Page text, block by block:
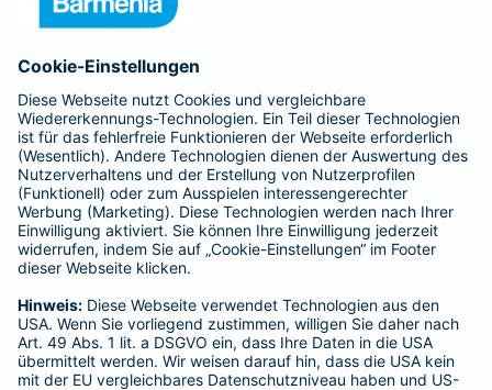
Um Ihnen die Auswahl der Anbieter zu erleichtern, haben wir vorab
Anbieter verglichen, getestet und Vorteile für Sie vereinbart. Sowohl
bei FirstVet als auch bei Pfotendoctor profitieren Sie von einer
Direktabrechnung. Die Kosten werden also direkt zwischen dem
Anbieter und uns abgerechnet.
Für mehr Infos zu den Anbietern klicken Sie auf die Logos.